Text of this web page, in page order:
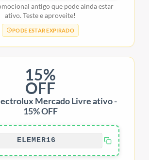
antigo que pode ainda estar
ativo. Teste e aproveite!
PODE ESTAR EXPIRADO
15%
OFF
Mercado Livre ativo -
15% OFF
ELEMER16